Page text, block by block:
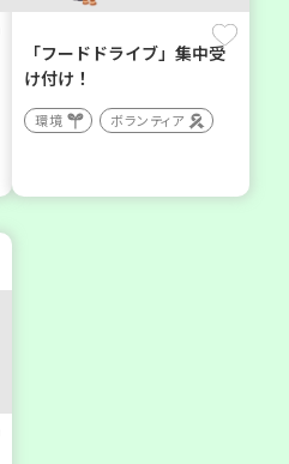
「フードドライブ」集中受
け付け！
環境 ボランティア